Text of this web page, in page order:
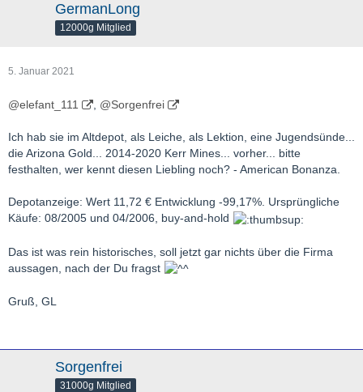
GermanLong
12000g Mitglied
5. Januar 2021
@elefant_111 , @Sorgenfrei
Ich hab sie im Altdepot, als Leiche, als Lektion, eine Jugendsünde...
die Arizona Gold... 2014-2020 Kerr Mines... vorher... bitte
festhalten, wer kennt diesen Liebling noch? - American Bonanza.
Depotanzeige: Wert 11,72 € Entwicklung -99,17%. Ursprüngliche
Käufe: 08/2005 und 04/2006, buy-and-hold
Das ist was rein historisches, soll jetzt gar nichts über die Firma
aussagen, nach der Du fragst
Gruß, GL
Sorgenfrei
31000g Mitglied